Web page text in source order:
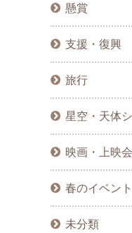
懸賞
支援・復興
旅行
星空・天体
映画・上映会
春のイベント
未分類